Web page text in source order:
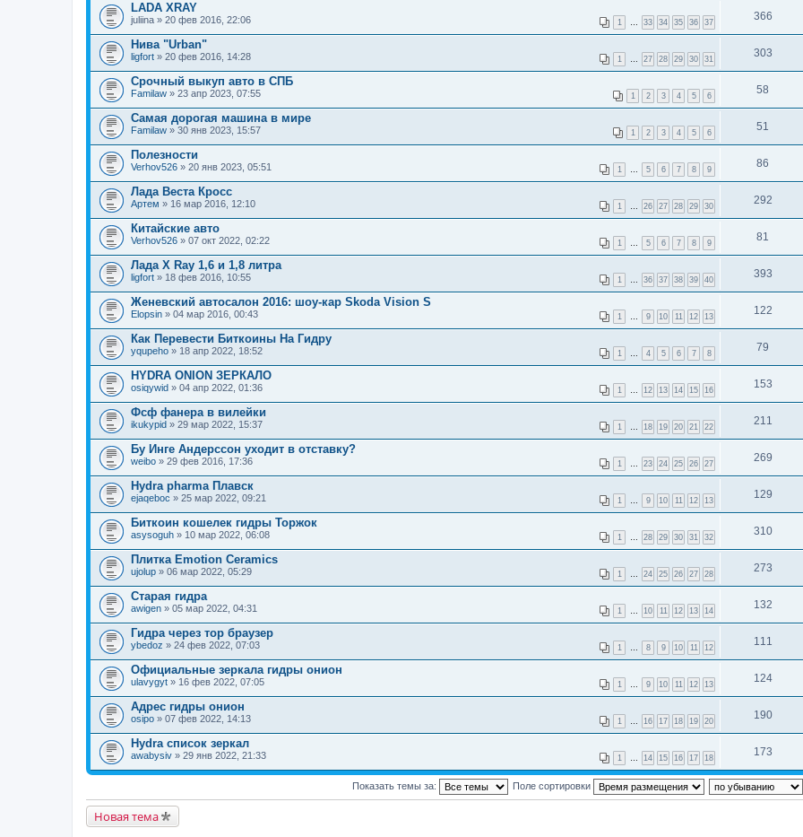
LADA XRAY
1 … 33 34 35 36 37
juliina » 20 фев 2016, 22:06 366
Нива "Urban"
1 … 27 28 29 30 31
ligfort » 20 фев 2016, 14:28 303
Срочный выкуп авто в СПБ
1 2 3 4 5 6
Familaw » 23 апр 2023, 07:55 58
Самая дорогая машина в мире
1 2 3 4 5 6
Familaw » 30 янв 2023, 15:57 51
Полезности
1 … 5 6 7 8 9
Verhov526 » 20 янв 2023, 05:51 86
Лада Веста Кросс
1 … 26 27 28 29 30
Артем » 16 мар 2016, 12:10 292
Китайские авто
1 … 5 6 7 8 9
Verhov526 » 07 окт 2022, 02:22 81
Лада X Ray 1,6 и 1,8 литра
1 … 36 37 38 39 40
ligfort » 18 фев 2016, 10:55 393
Женевский автосалон 2016: шоу-кар Skoda Vision S
1 … 9 10 11 12 13
Elopsin » 04 мар 2016, 00:43 122
Как Перевести Биткоины На Гидру
1 … 4 5 6 7 8
yqupeho » 18 апр 2022, 18:52 79
HYDRA ONION ЗЕРКАЛО
1 … 12 13 14 15 16
osiqywid » 04 апр 2022, 01:36 153
Фсф фанера в вилейки
1 … 18 19 20 21 22
ikukypid » 29 мар 2022, 15:37 211
Бу Инге Андерссон уходит в отставку?
1 … 23 24 25 26 27
weibo » 29 фев 2016, 17:36 269
Hydra pharma Плавск
1 … 9 10 11 12 13
ejaqeboc » 25 мар 2022, 09:21 129
Биткоин кошелек гидры Торжок
1 … 28 29 30 31 32
asysoguh » 10 мар 2022, 06:08 310
Плитка Emotion Ceramics
1 … 24 25 26 27 28
ujolup » 06 мар 2022, 05:29 273
Старая гидра
1 … 10 11 12 13 14
awigen » 05 мар 2022, 04:31 132
Гидра через тор браузер
1 … 8 9 10 11 12
ybedoz » 24 фев 2022, 07:03 111
Официальные зеркала гидры онион
1 … 9 10 11 12 13
ulavygyt » 16 фев 2022, 07:05 124
Адрес гидры онион
1 … 16 17 18 19 20
osipo » 07 фев 2022, 14:13 190
Hydra список зеркал
1 … 14 15 16 17 18
awabysiv » 29 янв 2022, 21:33 173
Показать темы за: Поле сортировки
Новая тема